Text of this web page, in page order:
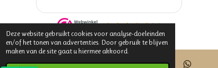
Deze website gebruikt cookies voor analyse-doeleinden
en/of het tonen van advertenties. Door gebruik te blijven
maken van de site gaat u hiermee akkoord.